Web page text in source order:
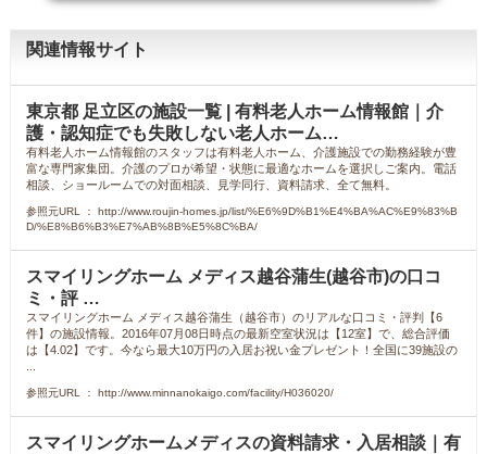
関連情報サイト
東京都 足立区の施設一覧 | 有料老人ホーム情報館｜介
護・認知症でも失敗しない老人ホーム…
有料老人ホーム情報館のスタッフは有料老人ホーム、介護施設での勤務経験が豊
富な専門家集団。介護のプロが希望・状態に最適なホームを選択しご案内。電話
相談、ショールームでの対面相談、見学同行、資料請求、全て無料。
参照元URL ： http://www.roujin-homes.jp/list/%E6%9D%B1%E4%BA%AC%E9%83%B
D/%E8%B6%B3%E7%AB%8B%E5%8C%BA/
スマイリングホーム メディス越谷蒲生(越谷市)の口コ
ミ・評 …
スマイリングホーム メディス越谷蒲生（越谷市）のリアルな口コミ・評判【6
件】の施設情報。2016年07月08日時点の最新空室状況は【12室】で、総合評価
は【4.02】です。今なら最大10万円の入居お祝い金プレゼント！全国に39施設の
参照元URL ： http://www.minnanokaigo.com/facility/H036020/
スマイリングホームメディスの資料請求・入居相談｜有